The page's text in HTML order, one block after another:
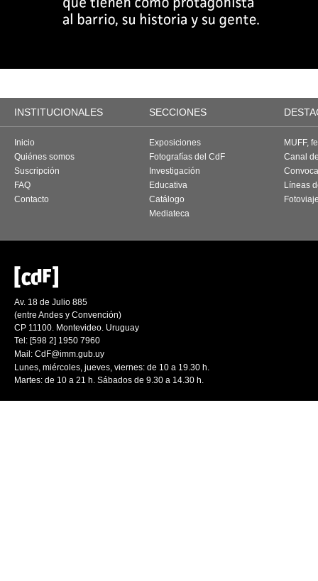
INSTITUCIONALES SECCIONES
Inicio
Quiénes somos
Suscripción
FAQ
Contacto
Exposiciones
Fotografías del CdF
Investigación
Educativa
Catálogo
Mediateca
MUFF,
Canal
Líneas
Av. 18 de Julio 885
(entre Andes y Convención)
CP 11100. Montevideo. Uruguay
Tel: [598 2] 1950 7960
Mail: CdF@imm.gub.uy
Lunes, miércoles, jueves, viernes: de 10 a 19.30 h.
Martes: de 10 a 21 h. Sábados de 9.30 a 14.30 h.